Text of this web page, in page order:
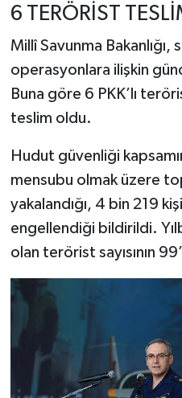
6 TERÖRİST
Millî Savunma Bakanlığı,
operasyonlara ilişkin
Buna göre 6 PKK’lı
teslim oldu.
Hudut güvenliği
mensubu olmak üzere
yakalandığı, 4 bin 219
engellendiği bildirildi.
olan terörist sayısının